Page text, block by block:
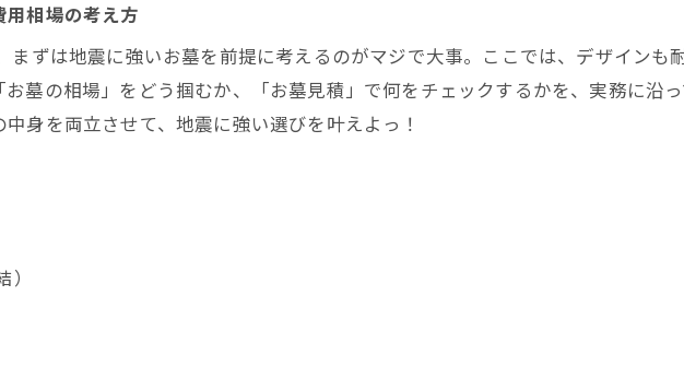
相場の考え方
ずは地震に強いお墓を前提に考えるのがマジで大事。ここでは、デザインも
墓の相場」をどう掴むか、「お墓見積」で何をチェックするかを、実務に沿っ
身を両立させて、地震に強い選びを叶えよっ！